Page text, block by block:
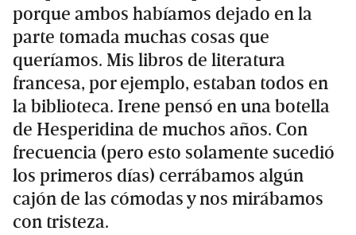
porque ambos habíamos dejado en la
parte tomada muchas cosas que
queríamos. Mis libros de literatura
francesa, por ejemplo, estaban todos en
la biblioteca. Irene pensó en una botella
de Hesperidina de muchos años. Con
frecuencia (pero esto solamente sucedió
los primeros días) cerrábamos algún
cajón de las cómodas y nos mirábamos
con tristeza.